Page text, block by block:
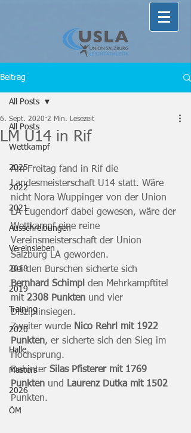
Beitrag
All Posts
Wettkampf
2025
2022
2021
Ausschreibungen
Vereinsleben
2018
2019
Training
2020
Halle
Masters
2026
ÖM
All Posts
LM U14 in Rif
6. Sept. 2020 2 Min. Lesezeit
Am Freitag fand in Rif die
Landesmeisterschaft U14 statt. Wäre
nicht Nora Wuppinger von der Union
LA Eugendorf dabei gewesen, wäre der
Wettkampf eine reine
Vereinsmeisterschaft der Union
Salzburg LA geworden.
Bei den Burschen sicherte sich
Bernhard Schimpl den Mehrkampftitel
mit 2308 Punkten und vier
Disziplinsiegen.
Zweiter wurde Nico Rehrl mit 1922
Punkten, er sicherte sich den Sieg im
Hochsprung.
Dahinter Silas Pfisterer mit 1769
Punkten und
Laurenz Dutka mit 1502
Punkten.